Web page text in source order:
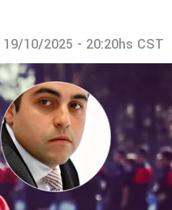
19/10/2025 - 20:20hs CST